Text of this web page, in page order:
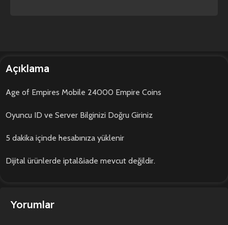
Açıklama
Age of Empires Mobile 24000 Empire Coins
Oyuncu ID ve Server Bilginizi Doğru Giriniz
5 dakika içinde hesabınıza yüklenir
Dijital ürünlerde iptal&iade mevcut değildir.
Yorumlar